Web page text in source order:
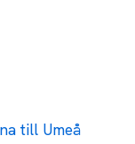
till Umeå